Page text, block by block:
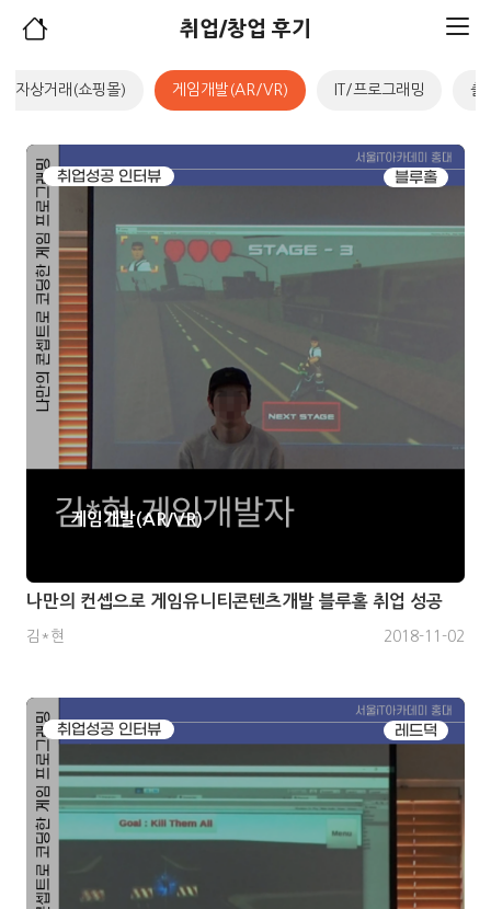
취업/창업 후기
전자상거래(쇼핑몰) 게임개발(AR/VR) IT/프로그래밍 출
취업성공 인터뷰 블루홀
게임개발(AR/VR)
나만의 컨셉으로 게임유니티콘텐츠개발 블루홀 취업 성공
김*현 2018-11-02
취업성공 인터뷰 레드덕